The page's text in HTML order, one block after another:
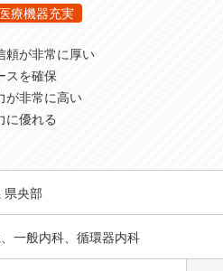
療機器充実
頼が非常に厚い
スを確保
が非常に高い
に優れる
県央部
一般内科、循環器内科